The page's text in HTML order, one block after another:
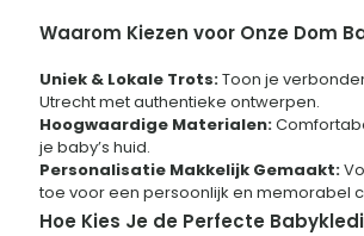
Waarom Kiezen voor Onze Dom
Uniek & Lokale Trots:Toon je
Utrecht met authentieke ontwerpen.
Hoogwaardige Materialen:
je baby’s huid.
Personalisatie Makkelijk Gemaakt:
toe voor een persoonlijk en memorabel
Hoe Kies Je de Perfecte